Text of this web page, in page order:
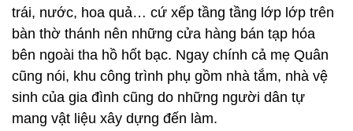
trái, nước, hoa quả… cứ xếp tầng tầng lớp lớp trên
bàn thờ thánh nên những cửa hàng bán tạp hóa
bên ngoài tha hồ hốt bạc. Ngay chính cả mẹ Quân
cũng nói, khu công trình phụ gồm nhà tắm, nhà vệ
sinh của gia đình cũng do những người dân tự
mang vật liệu xây dựng đến làm.